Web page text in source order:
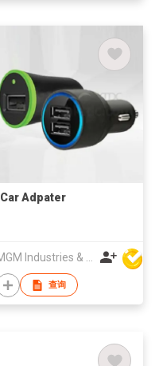
Car Adpater
MGM Industries & Company
查询